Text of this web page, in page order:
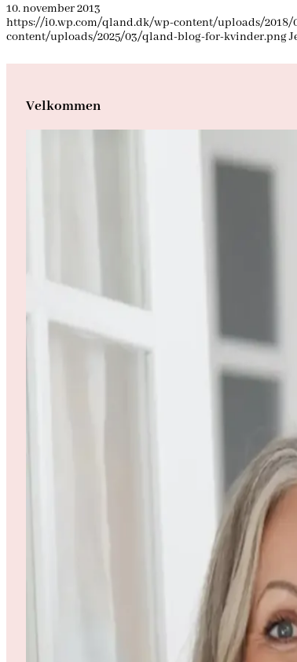
10. november 2013
https://i0.wp.com/qland.dk/wp-content/uploads/2018/
content/uploads/2025/03/qland-blog-for-kvinder.png
Velkommen